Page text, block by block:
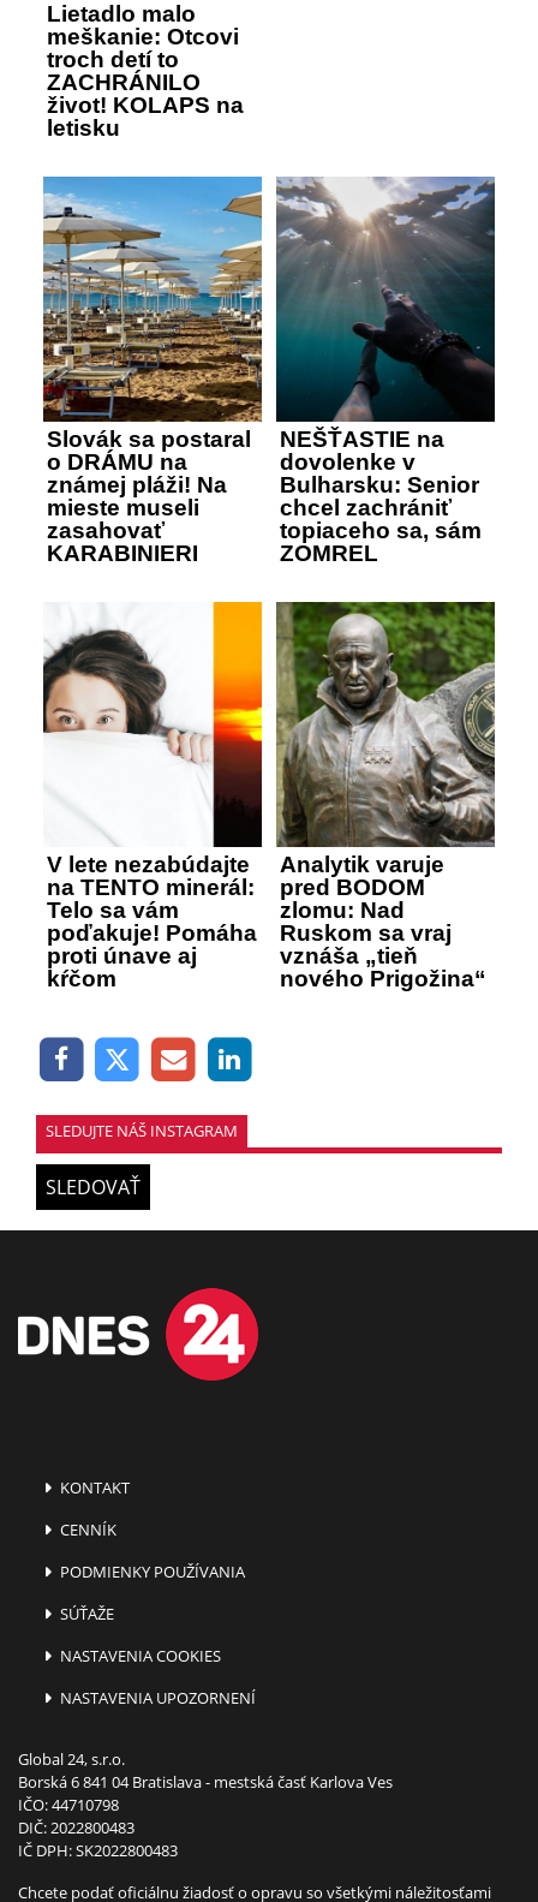
Lietadlo malo
meškanie: Otcovi
troch detí to
ZACHRÁNILO
život! KOLAPS na
letisku
Slovák sa postaral
o DRÁMU na
známej pláži! Na
mieste museli
zasahovať
KARABINIERI
NEŠŤASTIE na
dovolenke v
Bulharsku: Senior
chcel zachrániť
topiaceho sa, sám
ZOMREL
V lete nezabúdajte
na TENTO minerál:
Telo sa vám
poďakuje! Pomáha
proti únave aj
kŕčom
Analytik varuje
pred BODOM
zlomu: Nad
Ruskom sa vraj
vznáša „tieň
nového Prigožina“
SLEDUJTE NÁŠ INSTAGRAM
SLEDOVAŤ
KONTAKT
CENNÍK
PODMIENKY POUŽÍVANIA
SÚŤAŽE
NASTAVENIA COOKIES
NASTAVENIA UPOZORNENÍ
Global 24, s.r.o.
Borská 6 841 04 Bratislava - mestská časť Karlova Ves
IČO: 44710798
DIČ: 2022800483
IČ DPH: SK2022800483
Chcete podať oficiálnu žiadosť o opravu so všetkými náležitosťami